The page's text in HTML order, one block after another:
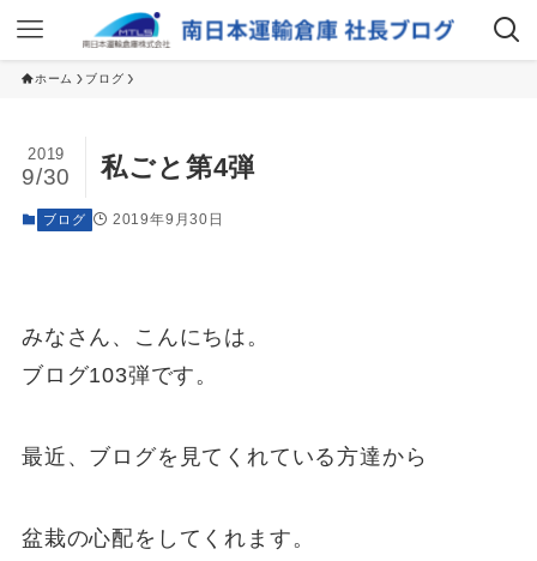
ホーム ブログ
私ごと第4弾
2019
9/30
ブログ 2019年9月30日
みなさん、こんにちは。
ブログ103弾です。
最近、ブログを見てくれている方達から
盆栽の心配をしてくれます。